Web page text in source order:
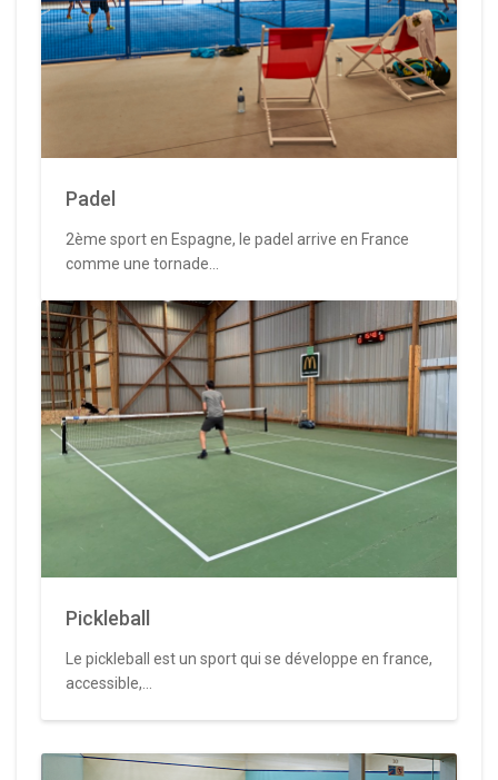
Padel
2ème sport en Espagne, le padel arrive en France
comme une tornade...
Pickleball
Le pickleball est un sport qui se développe en france,
accessible,...